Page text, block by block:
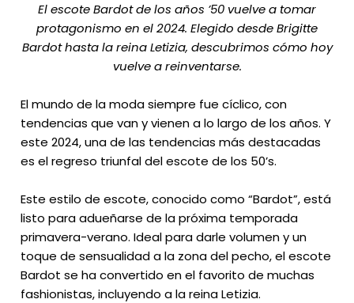
El escote Bardot de los años ’50 vuelve a tomar
protagonismo en el 2024. Elegido desde Brigitte
Bardot hasta la reina Letizia, descubrimos cómo hoy
vuelve a reinventarse.
El mundo de la moda siempre fue cíclico, con
tendencias que van y vienen a lo largo de los años. Y
este 2024, una de las tendencias más destacadas
es el regreso triunfal del escote de los 50’s.
Este estilo de escote, conocido como “Bardot”, está
listo para adueñarse de la próxima temporada
primavera-verano. Ideal para darle volumen y un
toque de sensualidad a la zona del pecho, el escote
Bardot se ha convertido en el favorito de muchas
fashionistas, incluyendo a la reina Letizia.